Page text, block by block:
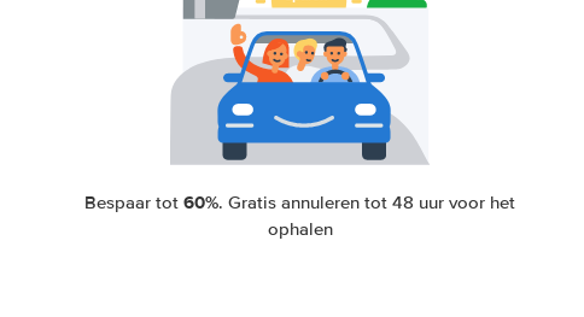
Bespaar tot60%. Gratis annuleren tot 48 uur voor het
ophalen